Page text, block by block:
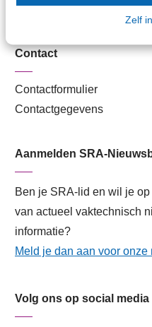
Zelf
Lid worden
Contact
Contactformulier
Contactgegevens
Aanmelden SRA-
Ben je SRA-lid en wil je
van actueel vaktechnisch
informatie?
Meld je dan aan voor
Volg ons op social media